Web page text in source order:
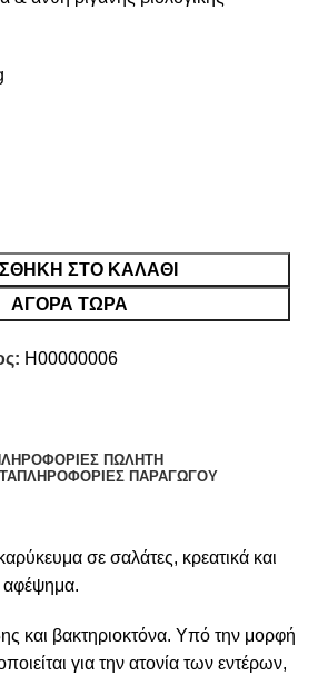
ΣΤΟ ΚΑΛΆΘΙ
ΑΓΟΡΑ ΤΩΡΑ
H00000006
ΠΩΛΗΤΉ
ΠΛΗΡΟΦΟΡΙΕΣ ΠΑΡΑΓΩΓΟΥ
σε σαλάτες, κρεατικά και
αφέψημα.
και βακτηριοκτόνα. Υπό την μορφή
για την ατονία των εντέρων,